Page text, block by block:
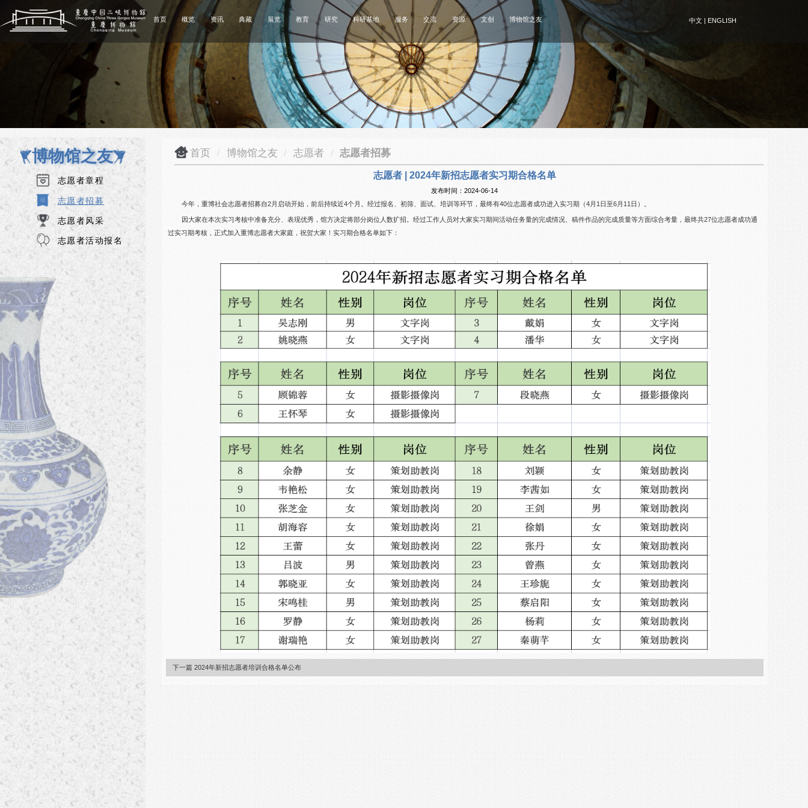
首页 概览 资讯 典藏 展览 教育 研究 科研基地 服务 交流 资源 文创 博物馆之友 中文| ENGLISH
博物馆之友
志愿者章程
志愿者招募
志愿者风采
志愿者活动报名
首页 / 博物馆之友 / 志愿者 / 志愿者招募
志愿者 | 2024年新招志愿者实习期合格名单
发布时间：2024-06-14
今年，重博社会志愿者招募自2月启动开始，前后持续近4个月。经过报名、初筛、面试、培训等环节，最终有40位志愿者成功进入实习期（4月1日至6月11日）。
因大家在本次实习考核中准备充分、表现优秀，馆方决定将部分岗位人数扩招。经过工作人员对大家实习期间活动任务量的完成情况、稿件作品的完成质量等方面综合考量，最终共27位志愿者成功通
过实习期考核，正式加入重博志愿者大家庭，祝贺大家！实习期合格名单如下：
下一篇 2024年新招志愿者培训合格名单公布